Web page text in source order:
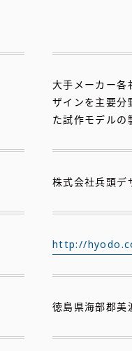
大手メーカー各
ザインを主要分
た試作モデルの
株式会社兵頭
http://
徳島県海部郡美